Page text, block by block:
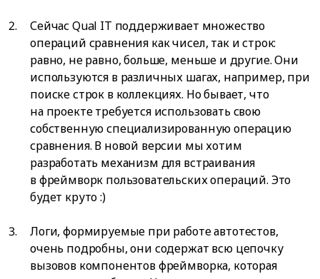
Сейчас Qual IT поддерживает множество
операций сравнения как чисел, так и строк:
равно, не равно, больше, меньше и другие. Они
используются в различных шагах, например, при
поиске строк в коллекциях. Но бывает, что
на проекте требуется использовать свою
собственную специализированную операцию
сравнения. В новой версии мы хотим
разработать механизм для встраивания
в фреймворк пользовательских операций. Это
будет круто :)
Логи, формируемые при работе автотестов,
очень подробны, они содержат всю цепочку
вызовов компонентов фреймворка, которая